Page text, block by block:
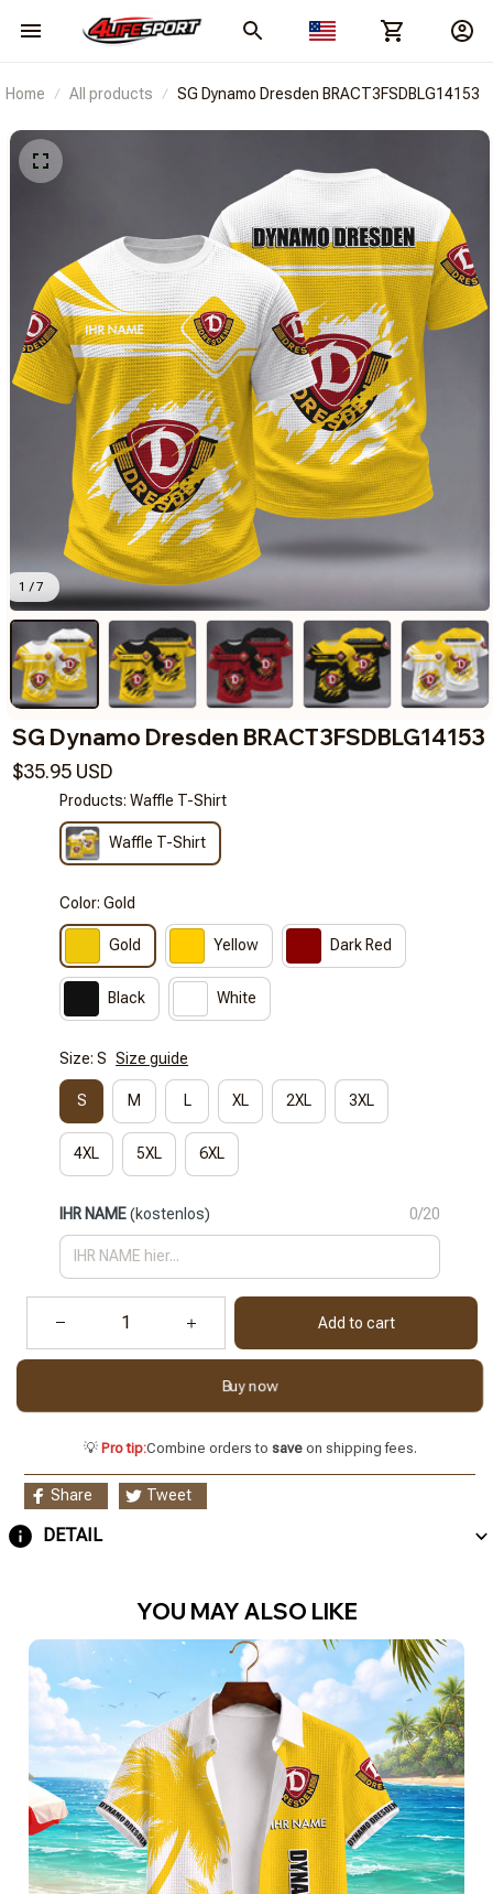
Home All products SG Dynamo Dresden BRACT3FSDBLG14153
1 / 7
SG Dynamo Dresden BRACT3FSDBLG14153
$35.95 USD
Products: Waffle T-Shirt
Waffle T-Shirt
Color: Gold
Gold Yellow Dark Red
Black White
Size: S Size guide
S M L XL 2XL 3XL
4XL 5XL 6XL
IHR NAME(kostenlos) 0/20
Add to cart
Buy now
💡 Pro tip:Combine orders to saveon shipping fees.
Share Tweet
DETAIL
YOU MAY ALSO LIKE